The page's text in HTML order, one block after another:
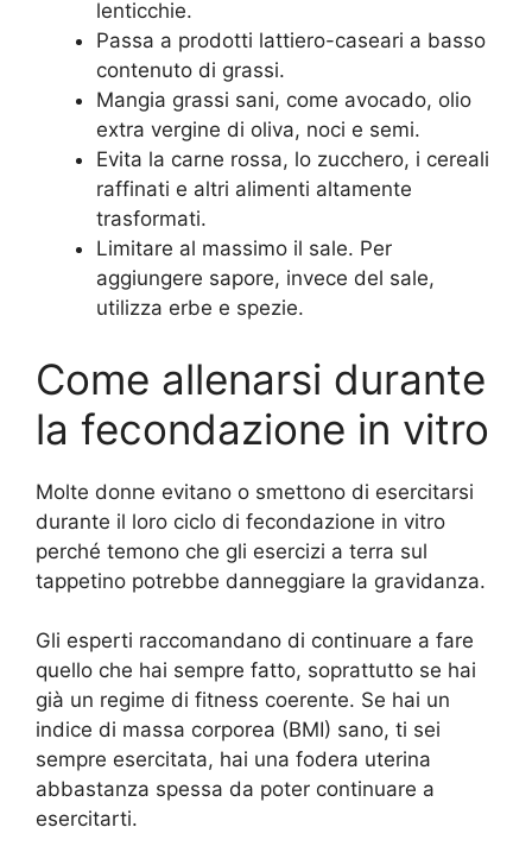
lenticchie.
Passa a prodotti lattiero-caseari a basso
contenuto di grassi.
Mangia grassi sani, come avocado, olio
extra vergine di oliva, noci e semi.
Evita la carne rossa, lo zucchero, i cereali
raffinati e altri alimenti altamente
trasformati.
Limitare al massimo il sale. Per
aggiungere sapore, invece del sale,
utilizza erbe e spezie.
Come allenarsi durante
la fecondazione in vitro
Molte donne evitano o smettono di esercitarsi
durante il loro ciclo di fecondazione in vitro
perché temono che gli esercizi a terra sul
tappetino potrebbe danneggiare la gravidanza.
Gli esperti raccomandano di continuare a fare
quello che hai sempre fatto, soprattutto se hai
già un regime di fitness coerente. Se hai un
indice di massa corporea (BMI) sano, ti sei
sempre esercitata, hai una fodera uterina
abbastanza spessa da poter continuare a
esercitarti.